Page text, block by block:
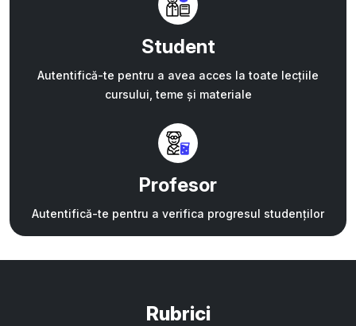
Student
Autentifică-te pentru a avea acces la toate lecțiile
cursului, teme și materiale
Profesor
Autentifică-te pentru a verifica progresul studenților
Rubrici